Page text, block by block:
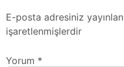
E-posta adresiniz
işaretlenmişlerdir
Yorum *